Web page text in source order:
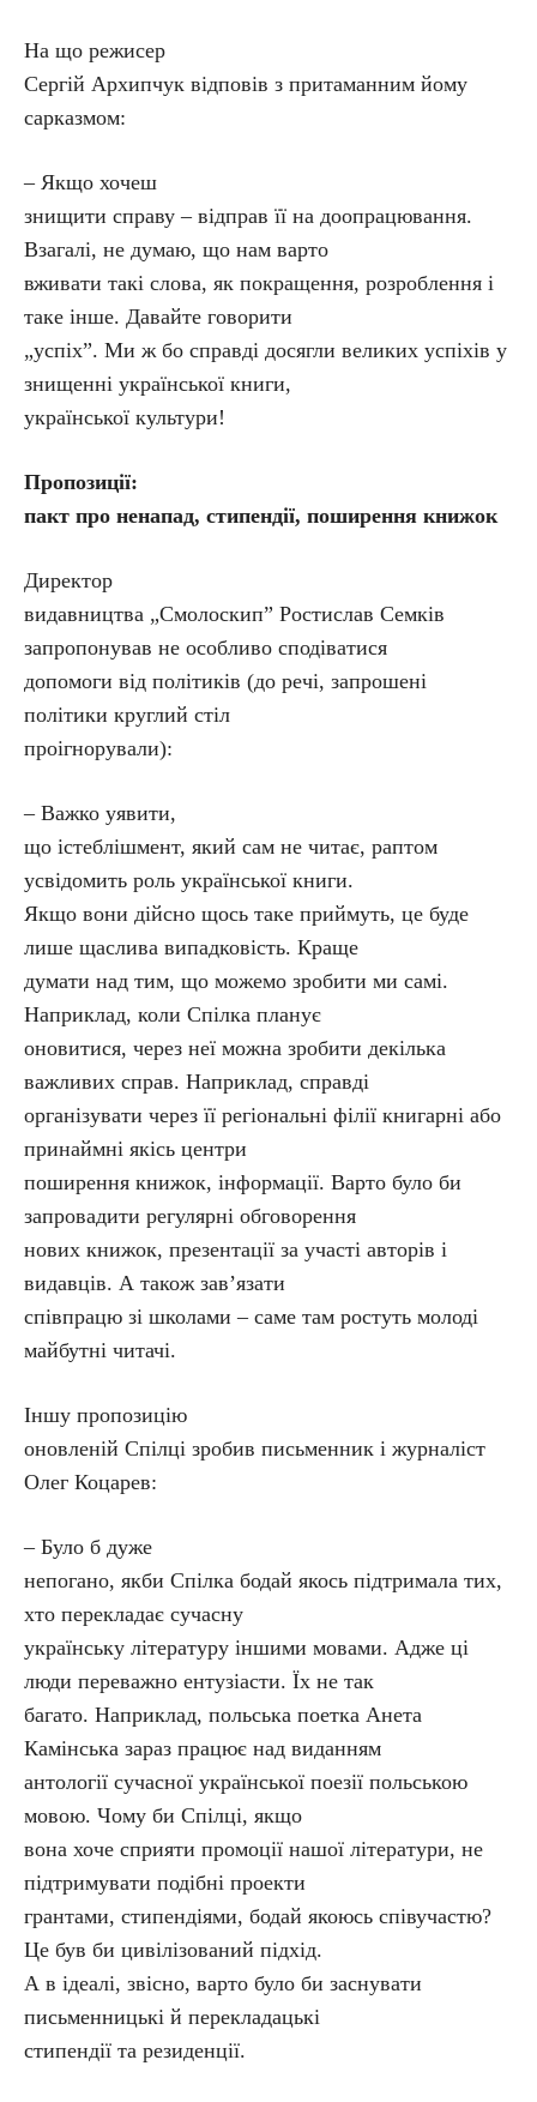
На що режисер
Сергій Архипчук відповів з притаманним йому
сарказмом:
– Якщо хочеш
знищити справу – відправ її на доопрацювання.
Взагалі, не думаю, що нам варто
вживати такі слова, як покращення, розроблення і
таке інше. Давайте говорити
„успіх”. Ми ж бо справді досягли великих успіхів у
знищенні української книги,
української культури!
Пропозиції:
пакт про ненапад, стипендії, поширення книжок
Директор
видавництва „Смолоскип” Ростислав Семків
запропонував не особливо сподіватися
допомоги від політиків (до речі, запрошені
політики круглий стіл
проігнорували):
– Важко уявити,
що істеблішмент, який сам не читає, раптом
усвідомить роль української книги.
Якщо вони дійсно щось таке приймуть, це буде
лише щаслива випадковість. Краще
думати над тим, що можемо зробити ми самі.
Наприклад, коли Спілка планує
оновитися, через неї можна зробити декілька
важливих справ. Наприклад, справді
організувати через її регіональні філії книгарні або
принаймні якісь центри
поширення книжок, інформації. Варто було би
запровадити регулярні обговорення
нових книжок, презентації за участі авторів і
видавців. А також зав’язати
співпрацю зі школами – саме там ростуть молоді
майбутні читачі.
Іншу пропозицію
оновленій Спілці зробив письменник і журналіст
Олег Коцарев:
– Було б дуже
непогано, якби Спілка бодай якось підтримала тих,
хто перекладає сучасну
українську літературу іншими мовами. Адже ці
люди переважно ентузіасти. Їх не так
багато. Наприклад, польська поетка Анета
Камінська зараз працює над виданням
антології сучасної української поезії польською
мовою. Чому би Спілці, якщо
вона хоче сприяти промоції нашої літератури, не
підтримувати подібні проекти
грантами, стипендіями, бодай якоюсь співучастю?
Це був би цивілізований підхід.
А в ідеалі, звісно, варто було би заснувати
письменницькі й перекладацькі
стипендії та резиденції.